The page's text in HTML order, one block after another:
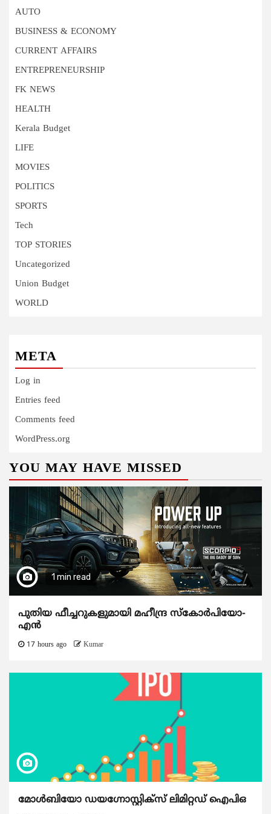
AUTO
BUSINESS & ECONOMY
CURRENT AFFAIRS
ENTREPRENEURSHIP
FK NEWS
HEALTH
Kerala Budget
LIFE
MOVIES
POLITICS
SPORTS
Tech
TOP STORIES
Uncategorized
Union Budget
WORLD
META
Log in
Entries feed
Comments feed
WordPress.org
YOU MAY HAVE MISSED
1 min read
പുതിയ ഫീച്ചറുകളുമായി മഹീന്ദ്ര സ്കോർപിയോ-
എൻ
17 hours ago Kumar
മോൾബിയോ ഡയഗ്നോസ്റ്റിക്സ് ലിമിറ്റഡ് ഐപിഒ